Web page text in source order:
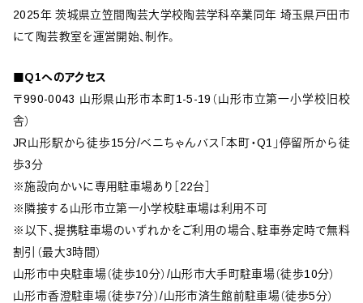
2025年 茨城県立笠間陶芸大学校陶芸学科卒業同年 埼玉県戸田市
にて陶芸教室を運営開始、制作。
■Q1へのアクセス
〒990-0043 山形県山形市本町1-5-19（山形市立第一小学校旧校
舎）
JR山形駅から徒歩15分/ベニちゃんバス「本町・Q1」停留所から徒
歩3分
※施設向かいに専用駐車場あり［22台］
※隣接する山形市立第一小学校駐車場は利用不可
※以下、提携駐車場のいずれかをご利用の場合、駐車券定時で無料
割引（最大3時間）
山形市中央駐車場（徒歩10分）/山形市大手町駐車場（徒歩10分）
山形市香澄駐車場（徒歩7分）/山形市済生館前駐車場（徒歩5分）